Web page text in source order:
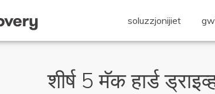
soluzzjonijiet
शीर्ष 5 मॅक हार्ड